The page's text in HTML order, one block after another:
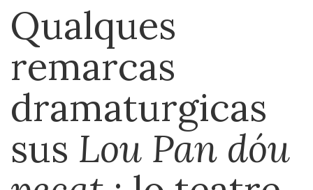
Qualques
remarcas
dramaturgicas
sus Lou Pan dóu